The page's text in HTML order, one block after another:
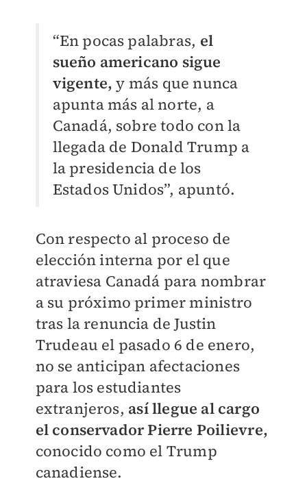
“En pocas palabras, el
sueño americano sigue
vigente, y más que nunca
apunta más al norte, a
Canadá, sobre todo con la
llegada de Donald Trump a
la presidencia de los
Estados Unidos”, apuntó.
Con respecto al proceso de
elección interna por el que
atraviesa Canadá para nombrar
a su próximo primer ministro
tras la renuncia de Justin
Trudeau el pasado 6 de enero,
no se anticipan afectaciones
para los estudiantes
extranjeros, así llegue al cargo
el conservador Pierre Poilievre,
conocido como el Trump
canadiense.